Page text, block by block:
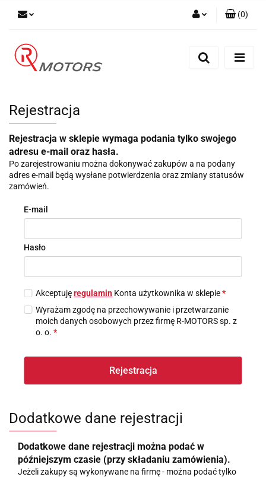
Zarejestruj się
(0)
Rejestracja
Rejestracja w sklepie wymaga podania tylko swojego
adresu e-mail oraz hasła.
Po zarejestrowaniu można dokonywać zakupów a na podany
adres e-mail będą wysłane potwierdzenia oraz zmiany statusów
zamówień.
E-mail
Hasło
Akceptujęregulamin Konta użytkownika w sklepie*
Wyrażam zgodę na przechowywanie i przetwarzanie
moich danych osobowych przez firmę R-MOTORS sp. z
o. o.*
Rejestracja
Dodatkowe dane rejestracji
Dodatkowe dane rejestracji można podać w
późniejszym czasie (przy składaniu zamówienia).
Jeżeli zakupy są wykonywane na firmę - można podać tylko